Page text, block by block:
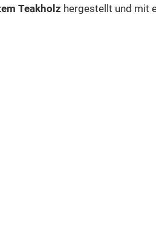
Teakholz hergestellt und mit